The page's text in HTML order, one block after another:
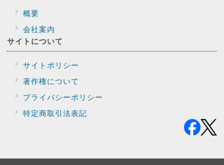
概要
会社案内
サイトについて
サイトポリシー
著作権について
プライバシーポリシー
特定商取引法表記